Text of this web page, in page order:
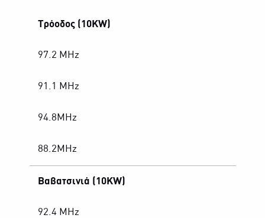
Tρόοδος (10KW)
97.2 MHz
91.1 MHz
94.8MHz
88.2MHz
Βαβατσινιά (10KW)
92.4 MHz